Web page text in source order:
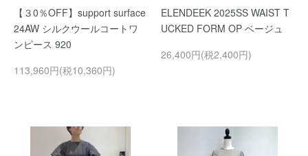
【３0％OFF】support surface
24AW シルクウールコートワ
ンピース 920
113,960円(税10,360円)
ELENDEEK 2025SS WAIST T
UCKED FORM OP ベージュ
26,400円(税2,400円)